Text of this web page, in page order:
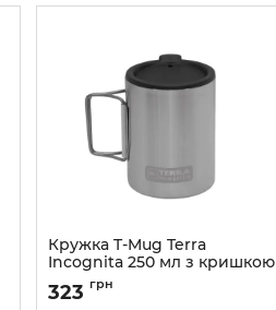
Кружка T-Mug Terra
Incognita 250 мл з кришкою
Артикул: T_Mug_250
323 грн